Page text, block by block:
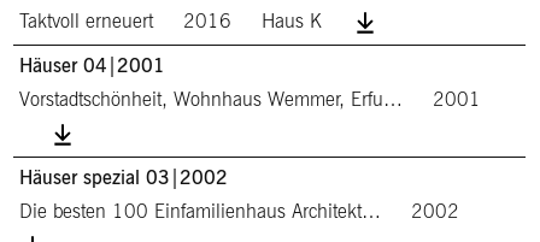
Taktvoll erneuert
2016
Haus K
Häuser 04|2001
Vorstadtschönheit, Wohnhaus Wemmer, Erfu…
2001
Häuser spezial 03|2002
Die besten 100 Einfamilienhaus Architekt…
2002